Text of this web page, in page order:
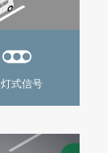
灯式信号